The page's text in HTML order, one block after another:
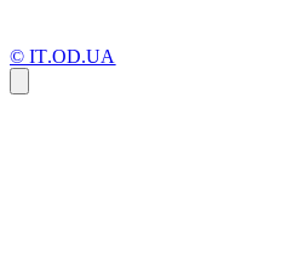
© IT.OD.UA